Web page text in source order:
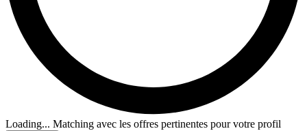
Loading... Matching avec les offres pertinentes pour votre profil